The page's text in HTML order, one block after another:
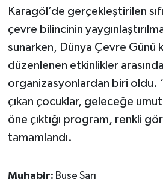
Karagöl’de gerçekleştirilen
çevre bilincinin
sunarken, Dünya Çevre Günü
düzenlenen etkinlikler
organizasyonlardan biri oldu.
çıkan çocuklar, geleceğe umut
öne çıktığı program, renkli
tamamlandı.
Muhabir: Buse Sarı